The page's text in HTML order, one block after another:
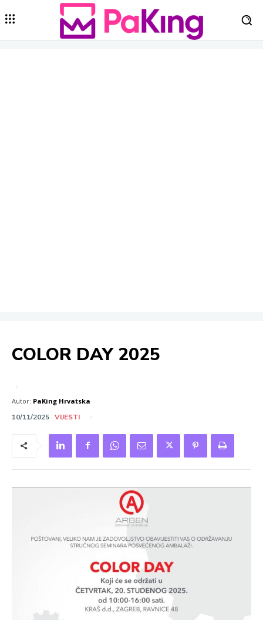
COLOR DAY 2025
Autor: PaKing Hrvatska
10/11/2025 VIJESTI